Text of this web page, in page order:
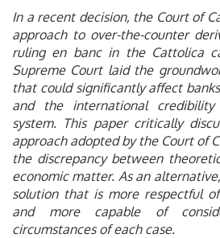
In a recent decision, the Court of
approach to over-the-counter
ruling en banc in the Cattolica
Supreme Court laid the
that could significantly affect
and the international
system. This paper critically
approach adopted by the Court of
the discrepancy between
economic matter. As an
solution that is more respectful
and more capable of
circumstances of each case.